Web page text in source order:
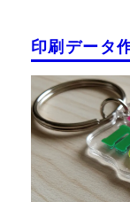
印刷データ